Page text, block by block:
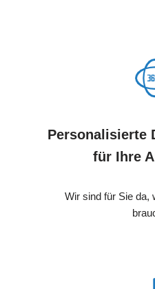
Personalisierte
für Ihre
Wir sind für Sie da,